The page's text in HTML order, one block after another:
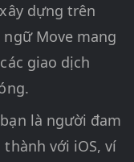
dựng trên
Move mang
giao dịch
là người đam
với iOS, ví